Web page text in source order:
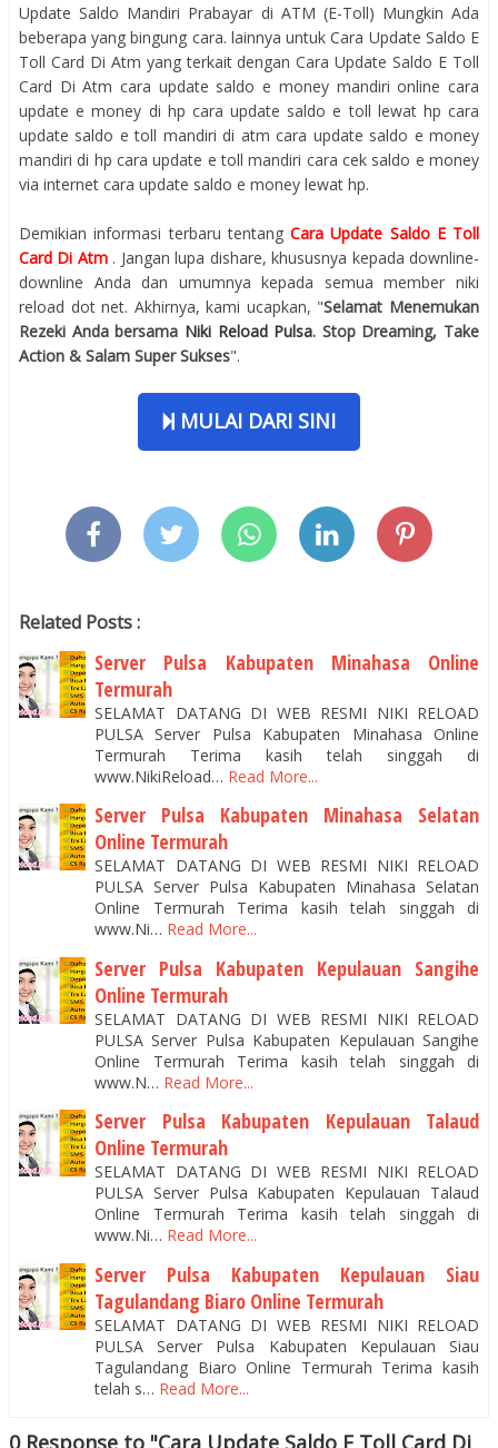
Update Saldo Mandiri Prabayar di ATM (E-Toll) Mungkin Ada
beberapa yang bingung cara. lainnya untuk Cara Update Saldo E
Toll Card Di Atm yang terkait dengan Cara Update Saldo E Toll
Card Di Atm cara update saldo e money mandiri online cara
update e money di hp cara update saldo e toll lewat hp cara
update saldo e toll mandiri di atm cara update saldo e money
mandiri di hp cara update e toll mandiri cara cek saldo e money
via internet cara update saldo e money lewat hp.
Demikian informasi terbaru tentang Cara Update Saldo E Toll
Card Di Atm . Jangan lupa dishare, khususnya kepada downline-
downline Anda dan umumnya kepada semua member niki
reload dot net. Akhirnya, kami ucapkan, "Selamat Menemukan
Rezeki Anda bersama Niki Reload Pulsa. Stop Dreaming, Take
Action & Salam Super Sukses".
MULAI DARI SINI
Related Posts :
Server Pulsa Kabupaten Minahasa Online
Termurah
SELAMAT DATANG DI WEB RESMI NIKI RELOAD
PULSA Server Pulsa Kabupaten Minahasa Online
Termurah Terima kasih telah singgah di
www.NikiReload… Read More...
Server Pulsa Kabupaten Minahasa Selatan
Online Termurah
SELAMAT DATANG DI WEB RESMI NIKI RELOAD
PULSA Server Pulsa Kabupaten Minahasa Selatan
Online Termurah Terima kasih telah singgah di
www.Ni… Read More...
Server Pulsa Kabupaten Kepulauan Sangihe
Online Termurah
SELAMAT DATANG DI WEB RESMI NIKI RELOAD
PULSA Server Pulsa Kabupaten Kepulauan Sangihe
Online Termurah Terima kasih telah singgah di
www.N… Read More...
Server Pulsa Kabupaten Kepulauan Talaud
Online Termurah
SELAMAT DATANG DI WEB RESMI NIKI RELOAD
PULSA Server Pulsa Kabupaten Kepulauan Talaud
Online Termurah Terima kasih telah singgah di
www.Ni… Read More...
Server Pulsa Kabupaten Kepulauan Siau
Tagulandang Biaro Online Termurah
SELAMAT DATANG DI WEB RESMI NIKI RELOAD
PULSA Server Pulsa Kabupaten Kepulauan Siau
Tagulandang Biaro Online Termurah Terima kasih
telah s… Read More...